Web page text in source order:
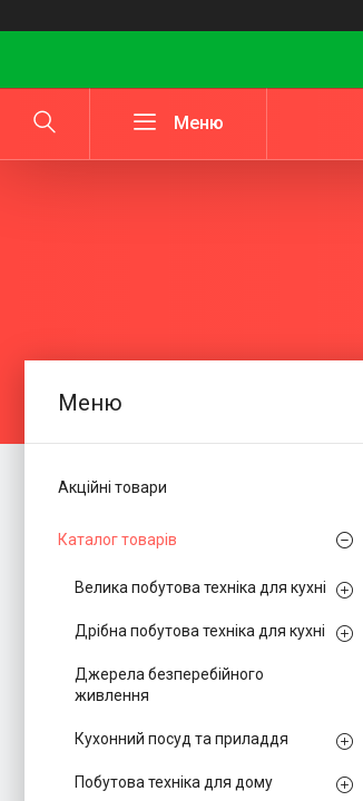
Акційні товари
Каталог товарів
Велика побутова техніка для кухні
Дрібна побутова техніка для кухні
Джерела безперебійного
живлення
Кухонний посуд та приладдя
Побутова техніка для дому